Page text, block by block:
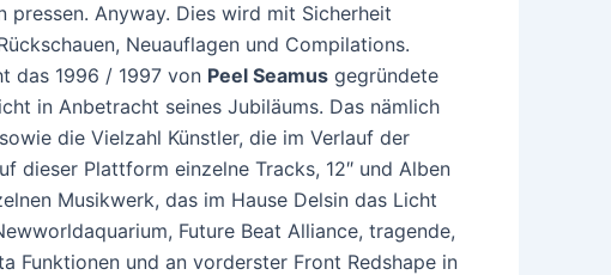
pressen. Anyway. Dies wird mit Sicherheit
Neuauflagen und Compilations.
das 1996 / 1997 von Peel Seamus gegründete
in Anbetracht seines Jubiläums. Das nämlich
die Vielzahl Künstler, die im Verlauf der
dieser Plattform einzelne Tracks, 12″ und Alben
Musikwerk, das im Hause Delsin das Licht
Future Beat Alliance, tragende,
Funktionen und an vorderster Front Redshape in